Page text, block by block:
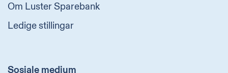
Om Luster Sparebank
Ledige stillingar
Sosiale medium